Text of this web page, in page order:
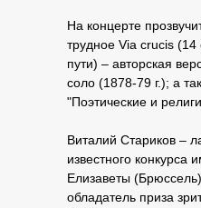
На концерте
трудное Via crucis (14
пути) – авторская
соло (1878-79 г.); а
"Поэтические и
Виталий Стариков –
известного конкурса
Елизаветы
обладатель приза